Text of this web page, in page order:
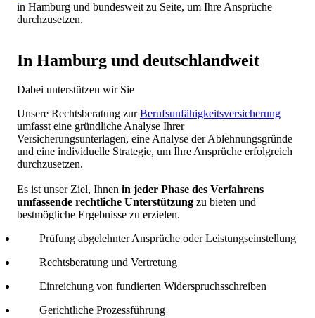
in Hamburg und bundesweit zu Seite, um Ihre Ansprüche
durchzusetzen.
In Hamburg und deutschlandweit
Dabei unterstützen wir Sie
Unsere Rechtsberatung zurBerufsunfähigkeitsversicherung
umfasst eine gründliche Analyse Ihrer
Versicherungsunterlagen, eine Analyse der Ablehnungsgründe
und eine individuelle Strategie, um Ihre Ansprüche erfolgreich
durchzusetzen.
Es ist unser Ziel, Ihnen in jeder Phase des Verfahrens
umfassende rechtliche Unterstützung zu bieten und
bestmögliche Ergebnisse zu erzielen.
Prüfung abgelehnter Ansprüche oder Leistungseinstellung
Rechtsberatung und Vertretung
Einreichung von fundierten Widerspruchsschreiben
Gerichtliche Prozessführung